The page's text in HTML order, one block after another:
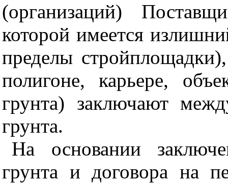
(организаций)
которой имеется
пределы
полигоне, карьере,
грунта) заключают
грунта.
На основании
грунта и договора на